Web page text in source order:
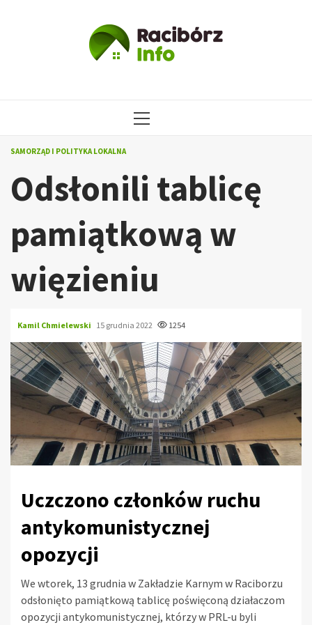
MENU
SAMORZĄD I POLITYKA LOKALNA
Odsłonili tablicę
pamiątkową w
więzieniu
Kamil Chmielewski 15 grudnia 2022 1254
Uczczono członków ruchu
antykomunistycznej
opozycji
We wtorek, 13 grudnia w Zakładzie Karnym w Raciborzu
odsłonięto pamiątkową tablicę poświęconą działaczom
opozycji antykomunistycznej, którzy w PRL-u byli